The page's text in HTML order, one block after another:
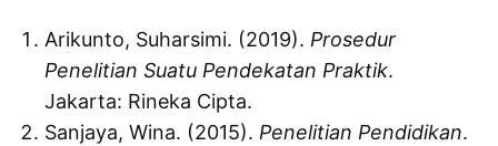
Arikunto, Suharsimi. (2019). Prosedur
Penelitian Suatu Pendekatan Praktik.
Jakarta: Rineka Cipta.
Sanjaya, Wina. (2015). Penelitian Pendidikan.